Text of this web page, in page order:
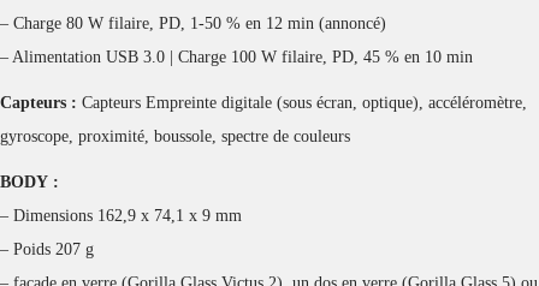
– Charge 80 W filaire, PD, 1-50 % en 12 min (annoncé)
– Alimentation USB 3.0 | Charge 100 W filaire, PD, 45 % en 10 min
Capteurs : Capteurs Empreinte digitale (sous écran, optique), accéléromètre,
gyroscope, proximité, boussole, spectre de couleurs
BODY :
– Dimensions 162,9 x 74,1 x 9 mm
– Poids 207 g